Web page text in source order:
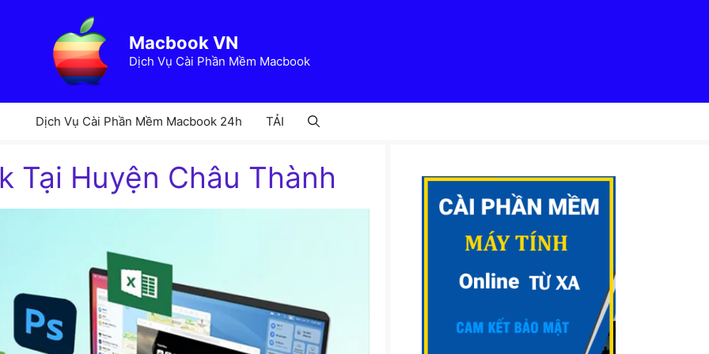
Macbook VN
Dịch Vụ Cài Phần Mềm Macbook
Dịch Vụ Cài Phần Mềm Macbook 24h TẢI
Tại Huyện Châu Thành